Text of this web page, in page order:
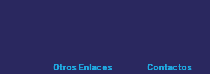
Otros Enlaces Contactos